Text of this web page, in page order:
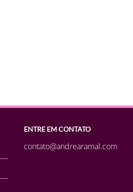
ENTRE EM CONTATO
contato@andrearamal.com